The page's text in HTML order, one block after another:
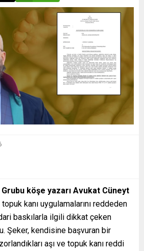
köşe yazarı Avukat Cüneyt
topuk kanı uygulamalarını reddeden
baskılarla ilgili dikkat çeken
Şeker, kendisine başvuran bir
aşı ve topuk kanı reddi